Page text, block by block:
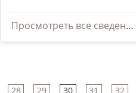
Просмотреть все сведения
28 29 30 31 32